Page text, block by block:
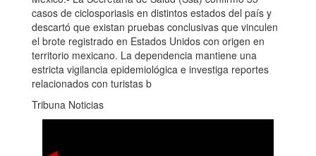
casos de ciclosporiasis en distintos estados del país y
descartó que existan pruebas conclusivas que vinculen
el brote registrado en Estados Unidos con origen en
territorio mexicano. La dependencia mantiene una
estricta vigilancia epidemiológica e investiga reportes
relacionados con turistas b
Tribuna Noticias